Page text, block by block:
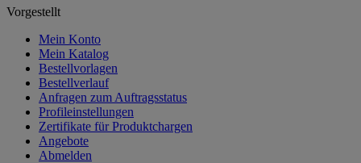
Vorgestellt
Mein Konto
Mein Katalog
Bestellvorlagen
Bestellverlauf
Anfragen zum Auftragsstatus
Profileinstellungen
Zertifikate für Produktchargen
Angebote
Abmelden